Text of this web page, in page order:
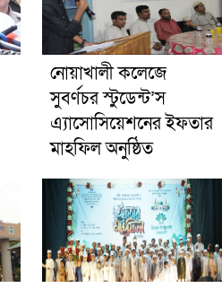
নোয়াখালী কলেজে
সুবর্ণচর স্টুডেন্ট’স
এ্যাসোসিয়েশনের ইফতার
মাহফিল অনুষ্ঠিত